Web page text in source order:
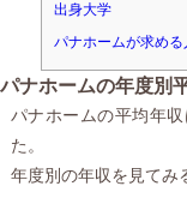
出身大学
パナホームが求める
パナホームの年度別
パナホームの平均年
た。
年度別の年収を見てみ